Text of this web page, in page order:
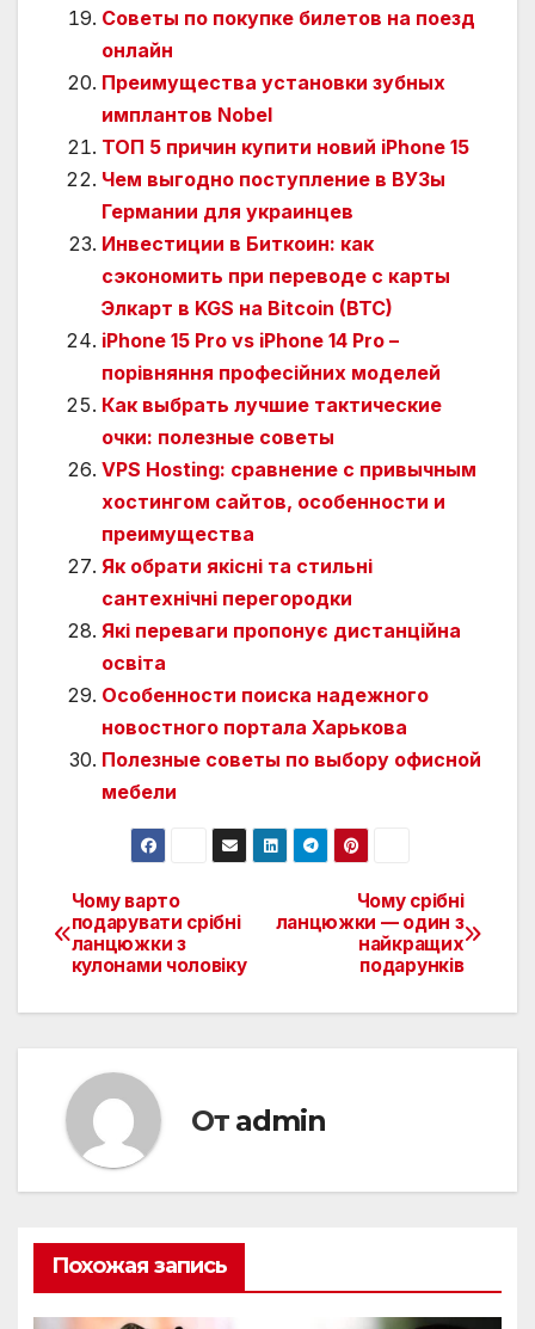
Советы по покупке билетов на поезд
онлайн
Преимущества установки зубных
имплантов Nobel
ТОП 5 причин купити новий iPhone 15
Чем выгодно поступление в ВУЗы
Германии для украинцев
Инвестиции в Биткоин: как
сэкономить при переводе с карты
Элкарт в KGS на Bitcoin (BTC)
iPhone 15 Pro vs iPhone 14 Pro –
порівняння професійних моделей
Как выбрать лучшие тактические
очки: полезные советы
VPS Hosting: сравнение с привычным
хостингом сайтов, особенности и
преимущества
Як обрати якісні та стильні
сантехнічні перегородки
Які переваги пропонує дистанційна
освіта
Особенности поиска надежного
новостного портала Харькова
Полезные советы по выбору офисной
мебели
Навигация
по
записям
Чому срібні
ланцюжки — один з
найкращих
подарунків
Чому варто
подарувати срібні
ланцюжки з
кулонами чоловіку
От admin
Похожая запись